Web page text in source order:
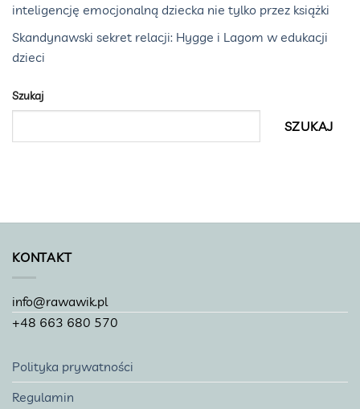
inteligencję emocjonalną dziecka nie tylko przez książki
Skandynawski sekret relacji: Hygge i Lagom w edukacji
dzieci
Szukaj
SZUKAJ
KONTAKT
info@rawawik.pl
+48 663 680 570
Polityka prywatności
Regulamin